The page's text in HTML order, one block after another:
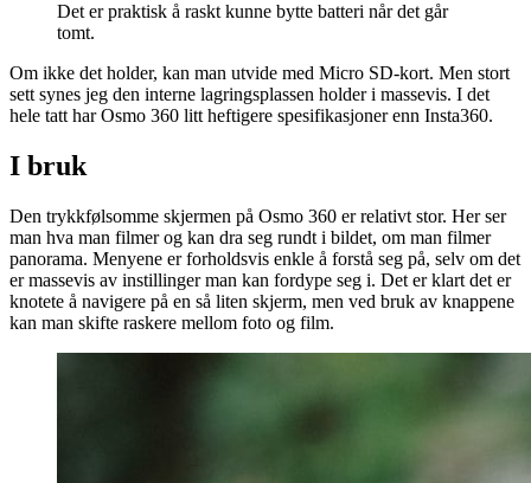
Det er praktisk å raskt kunne bytte batteri når det går
tomt.
Om ikke det holder, kan man utvide med Micro SD-kort. Men stort
sett synes jeg den interne lagringsplassen holder i massevis. I det
hele tatt har Osmo 360 litt heftigere spesifikasjoner enn Insta360.
I bruk
Den trykkfølsomme skjermen på Osmo 360 er relativt stor. Her ser
man hva man filmer og kan dra seg rundt i bildet, om man filmer
panorama. Menyene er forholdsvis enkle å forstå seg på, selv om det
er massevis av instillinger man kan fordype seg i. Det er klart det er
knotete å navigere på en så liten skjerm, men ved bruk av knappene
kan man skifte raskere mellom foto og film.